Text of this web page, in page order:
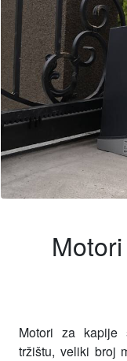
Motori za kapije
tržištu, veliki broj